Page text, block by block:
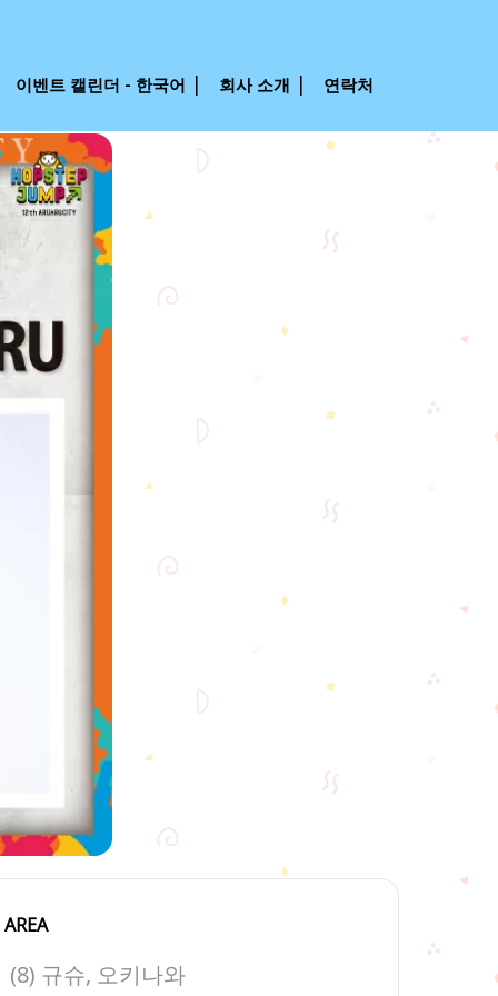
이벤트 캘린더 - 한국어 회사 소개 연락처
AREA
(8) 규슈, 오키나와